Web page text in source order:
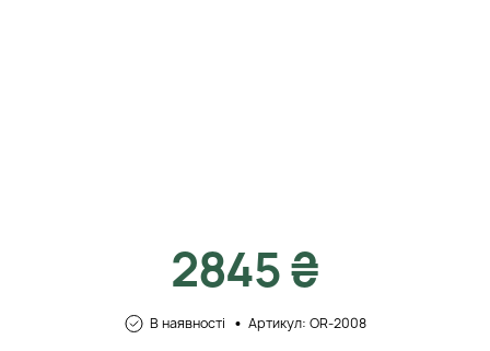
2845 ₴
В наявності Артикул: OR-2008